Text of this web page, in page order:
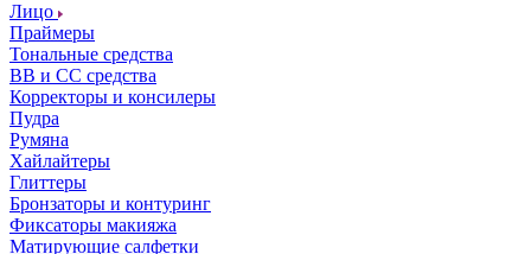
Лицо
Праймеры
Тональные средства
ВВ и СС средства
Корректоры и консилеры
Пудра
Румяна
Хайлайтеры
Глиттеры
Бронзаторы и контуринг
Фиксаторы макияжа
Матирующие салфетки